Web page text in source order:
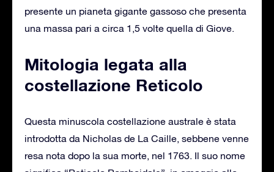
presente un pianeta gigante gassoso che presenta
una massa pari a circa 1,5 volte quella di Giove.
Mitologia legata alla
costellazione Reticolo
Questa minuscola costellazione australe è stata
introdotta da Nicholas de La Caille, sebbene venne
resa nota dopo la sua morte, nel 1763. Il suo nome